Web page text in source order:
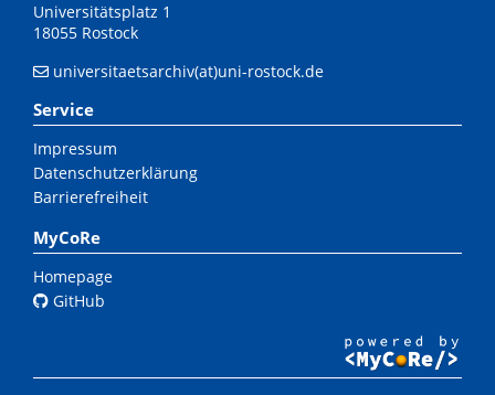
Universitätsplatz 1
18055 Rostock
universitaetsarchiv(at)uni-rostock.de
Service
Impressum
Datenschutzerklärung
Barrierefreiheit
MyCoRe
Homepage
GitHub